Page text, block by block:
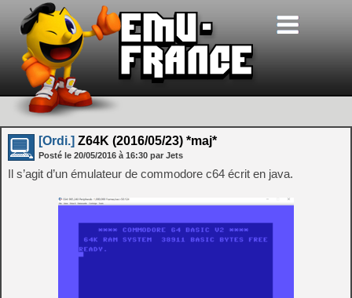
[Ordi.] Z64K (2016/05/23) *maj*
Posté le 20/05/2016 à 16:30 par Jets
Il s’agit d’un émulateur de commodore c64 écrit en java.